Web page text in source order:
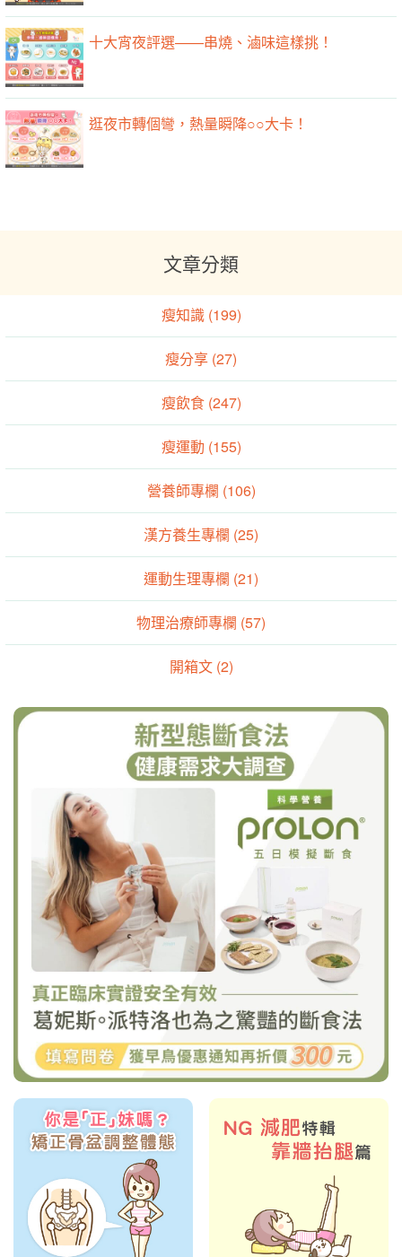
十大宵夜評選——串燒、滷味這樣挑！
逛夜市轉個彎，熱量瞬降○○大卡！
文章分類
瘦知識 (199)
瘦分享 (27)
瘦飲食 (247)
瘦運動 (155)
營養師專欄 (106)
漢方養生專欄 (25)
運動生理專欄 (21)
物理治療師專欄 (57)
開箱文 (2)